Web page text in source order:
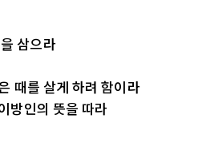
삼으라
때를 살게 하려 함이라
방인의 뜻을 따라